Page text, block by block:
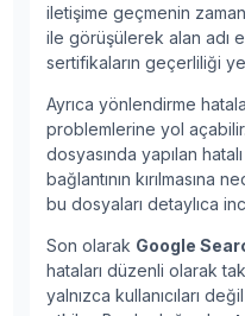
iletişime geçmenin
ile görüşülerek alan adı
sertifikaların geçerliliği
Ayrıca yönlendirme
problemlerine yol
dosyasında yapılan
bağlantının kırılmasına
bu dosyaları detaylıca
Son olarak Google
hataları düzenli olarak
yalnızca kullanıcıları